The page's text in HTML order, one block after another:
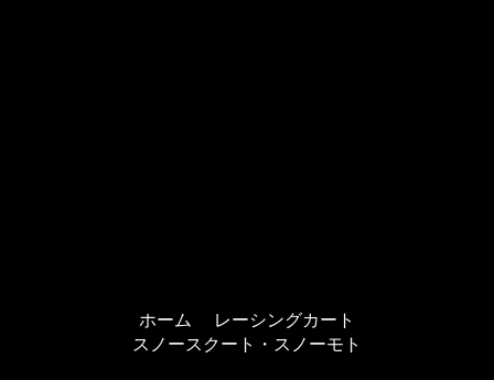
ホーム
レーシングカート
スノースクート・スノーモト